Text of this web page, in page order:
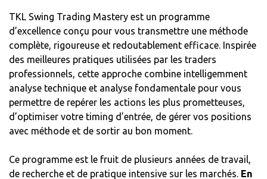
TKL Swing Trading Mastery est un programme
d’excellence conçu pour vous transmettre une méthode
complète, rigoureuse et redoutablement efficace. Inspirée
des meilleures pratiques utilisées par les traders
professionnels, cette approche combine intelligemment
analyse technique et analyse fondamentale pour vous
permettre de repérer les actions les plus prometteuses,
d’optimiser votre timing d’entrée, de gérer vos positions
avec méthode et de sortir au bon moment.
Ce programme est le fruit de plusieurs années de travail,
de recherche et de pratique intensive sur les marchés. En